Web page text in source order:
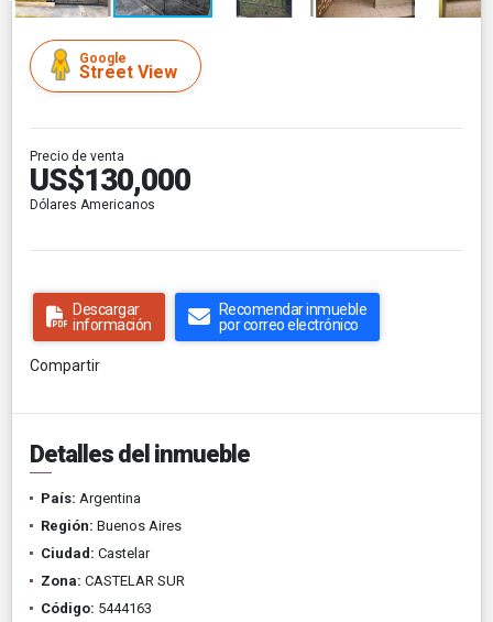
Google
Street View
Precio de venta
US$130,000
Dólares Americanos
Descargar
información
Recomendar inmueble
por correo electrónico
Compartir
Detalles del inmueble
País: Argentina
Región: Buenos Aires
Ciudad: Castelar
Zona: CASTELAR SUR
Código: 5444163